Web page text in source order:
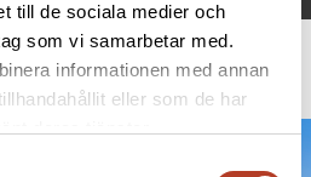
till de sociala medier och
som vi samarbetar med.
informationen med annan
eller som de har